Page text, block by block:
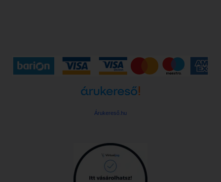
Árukereső.hu